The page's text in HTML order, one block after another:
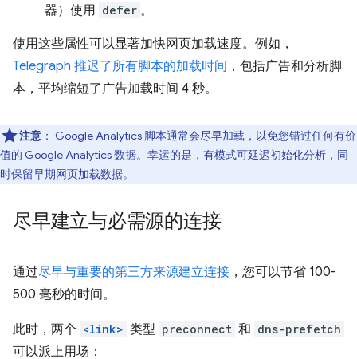
器）使用 defer 。
使用这些属性可以显著加快网页加载速度。例如，
Telegraph 推迟了所有脚本的加载时间 ，包括广告和分析脚
本，平均缩短了广告加载时间 4 秒。
注意 ： Google Analytics 脚本通常会尽早加载，以免您错过任何有价
值的 Google Analytics 数据。幸运的是， 有模式可延迟初始化分析 ，同
时保留早期网页加载数据。
尽早建立与必需源的连接
通过尽早与重要的第三方来源建立连接 ，您可以节省 100-
500 毫秒的时间。
此时，两个 <link> 类型 preconnect 和 dns-prefetch
可以派上用场：